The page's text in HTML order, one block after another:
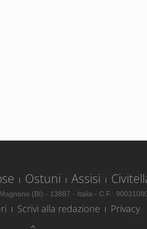
Ostuni Assisi
(BI) - 13887 - Italia - C.F.:
Scrivi alla redazione Privacy